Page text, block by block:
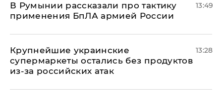
В Румынии рассказали про тактику
применения БпЛА армией России
13:49
Крупнейшие украинские
супермаркеты остались без продуктов
из-за российских атак
13:28